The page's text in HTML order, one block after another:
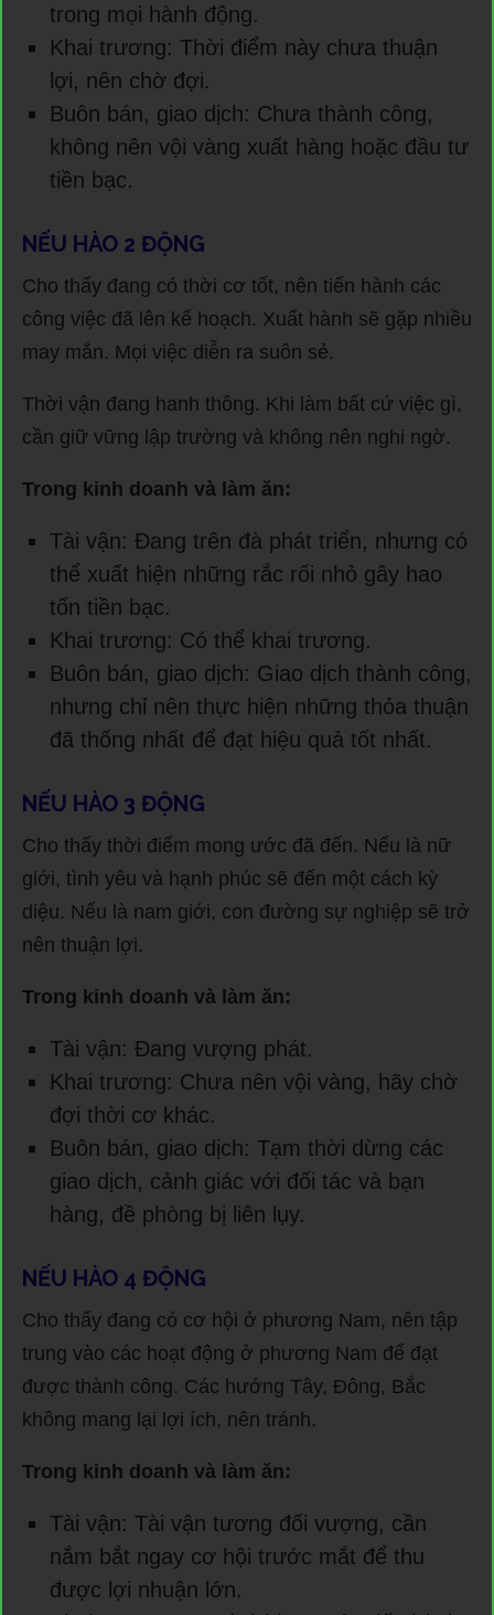
trong mọi hành động.
Khai trương: Thời điểm này chưa thuận
lợi, nên chờ đợi.
Buôn bán, giao dịch: Chưa thành công,
không nên vội vàng xuất hàng hoặc đầu tư
tiền bạc.
NẾU HÀO 2 ĐỘNG
Cho thấy đang có thời cơ tốt, nên tiến hành các
công việc đã lên kế hoạch. Xuất hành sẽ gặp nhiều
may mắn. Mọi việc diễn ra suôn sẻ.
Thời vận đang hanh thông. Khi làm bất cứ việc gì,
cần giữ vững lập trường và không nên nghi ngờ.
Trong kinh doanh và làm ăn:
Tài vận: Đang trên đà phát triển, nhưng có
thể xuất hiện những rắc rối nhỏ gây hao
tốn tiền bạc.
Khai trương: Có thể khai trương.
Buôn bán, giao dịch: Giao dịch thành công,
nhưng chỉ nên thực hiện những thỏa thuận
đã thống nhất để đạt hiệu quả tốt nhất.
NẾU HÀO 3 ĐỘNG
Cho thấy thời điểm mong ước đã đến. Nếu là nữ
giới, tình yêu và hạnh phúc sẽ đến một cách kỳ
diệu. Nếu là nam giới, con đường sự nghiệp sẽ trở
nên thuận lợi.
Trong kinh doanh và làm ăn:
Tài vận: Đang vượng phát.
Khai trương: Chưa nên vội vàng, hãy chờ
đợi thời cơ khác.
Buôn bán, giao dịch: Tạm thời dừng các
giao dịch, cảnh giác với đối tác và bạn
hàng, đề phòng bị liên lụy.
NẾU HÀO 4 ĐỘNG
Cho thấy đang có cơ hội ở phương Nam, nên tập
trung vào các hoạt động ở phương Nam để đạt
được thành công. Các hướng Tây, Đông, Bắc
không mang lại lợi ích, nên tránh.
Trong kinh doanh và làm ăn:
Tài vận: Tài vận tương đối vượng, cần
nắm bắt ngay cơ hội trước mắt để thu
được lợi nhuận lớn.